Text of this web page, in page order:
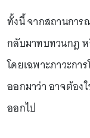
ทั้งนี้ จากสถานกา
กลับมาทบทวนกฎ ห
โดยเฉพาะภาวะกา
ออกมาว่า อาจต้อง
ออกไป